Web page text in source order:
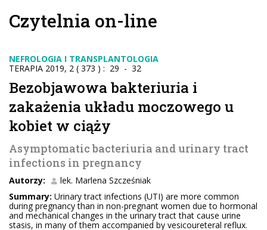
Czytelnia on-line
NEFROLOGIA I TRANSPLANTOLOGIA
TERAPIA 2019, 2 ( 373 ) : 29 - 32
Bezobjawowa bakteriuria i
zakażenia układu moczowego u
kobiet w ciąży
Asymptomatic bacteriuria and urinary tract
infections in pregnancy
Autorzy:
lek. Marlena Szcześniak
Summary: Urinary tract infections (UTI) are more common
during pregnancy than in non-pregnant women due to hormonal
and mechanical changes in the urinary tract that cause urine
stasis, in many of them accompanied by vesicoureteral reflux.